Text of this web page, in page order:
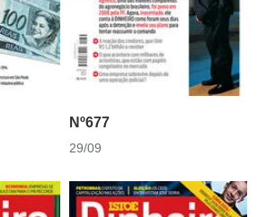
Nº677
29/09